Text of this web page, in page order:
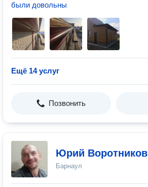
были довольны
Ещё 14 услуг
Позвонить
Юрий Воротников
Барнаул